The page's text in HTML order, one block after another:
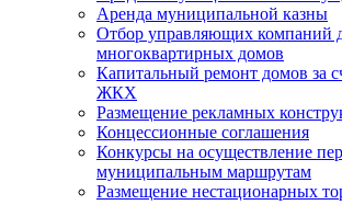
Аренда муниципальной казны
Отбор управляющих компаний
многоквартирных домов
Капитальный ремонт домов за
ЖКХ
Размещение рекламных
Концессионные соглашения
Конкурсы на осуществление
муниципальным маршрутам
Размещение нестационарных